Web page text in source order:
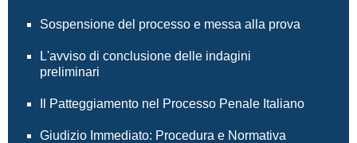
Sospensione del processo e messa alla prova
L'avviso di conclusione delle indagini
preliminari
Il Patteggiamento nel Processo Penale Italiano
Giudizio Immediato: Procedura e Normativa